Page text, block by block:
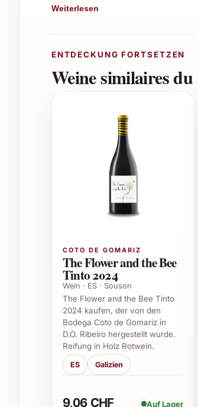
Aromen: Apfel, Birne,
Passende Anlässe zum
Geburtstagsfeiern
Hochzeiten und Jubiläen
Weihnachts- und
Gourmet-Dinners und
Feiern mit Freunden und
Ramón do Casar Treixadura
Fischgerichten,
begeistert er durch seine
sommerlichen Grillabenden
Ausführliche FAQ zu
Was macht Ramón do Casar
Weiterlesen
ENTDECKUNG FORTSETZEN
Weine similaires
COTO DE GOMARIZ
The Flower and the Bee
Tinto 2024
Wein · ES · Souson
The Flower and the Bee Tinto
2024 kaufen, der von den
Bodega Coto de Gomariz in
D.O. Ribeiro hergestellt wurde.
Reifung in Holz Rotwein.
ES Galizien
9,06 CHF Auf Lager